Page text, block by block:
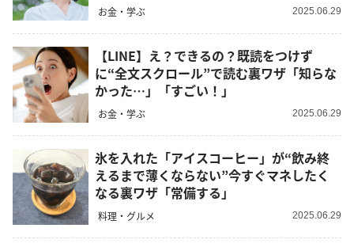
お金・学ぶ 2025.06.29
【LINE】え？できるの？既読をつけず
に“全文スクロール”で読む裏ワザ「知らな
かった…」「すごい！」
お金・学ぶ 2025.06.29
氷を入れた「アイスコーヒー」が“飲み終
えるまで薄くならない”今すぐマネしたく
なる裏ワザ「常備する」
料理・グルメ 2025.06.29